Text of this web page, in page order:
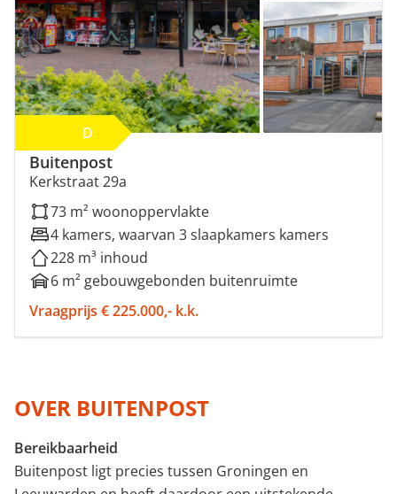
D
Buitenpost
Kerkstraat 29a
73 m² woonoppervlakte
4 kamers, waarvan 3 slaapkamers kamers
228 m³ inhoud
6 m² gebouwgebonden buitenruimte
Vraagprijs € 225.000,- k.k.
OVER BUITENPOST
Bereikbaarheid
Buitenpost ligt precies tussen Groningen en